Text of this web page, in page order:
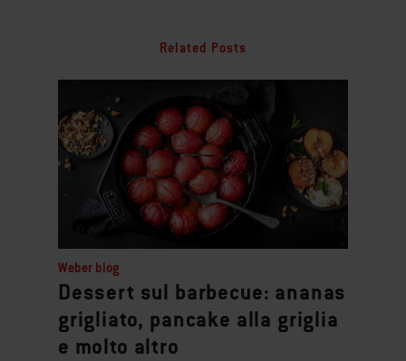
Related Posts
Weber blog
Dessert sul barbecue: ananas
grigliato, pancake alla griglia
e molto altro